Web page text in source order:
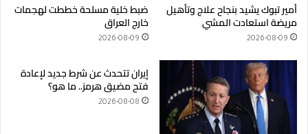
أمير تبوك يشيد بنجاح علاج وتأهيل
مريضة استعادت المشي
2026-08-09
ضبط خلية مسلحة خططت لهجمات
خارج العراق
2026-08-09
إيران تتحدث عن شرط جديد لإعادة
فتح مضيق هرمز.. ما هو؟
2026-08-08